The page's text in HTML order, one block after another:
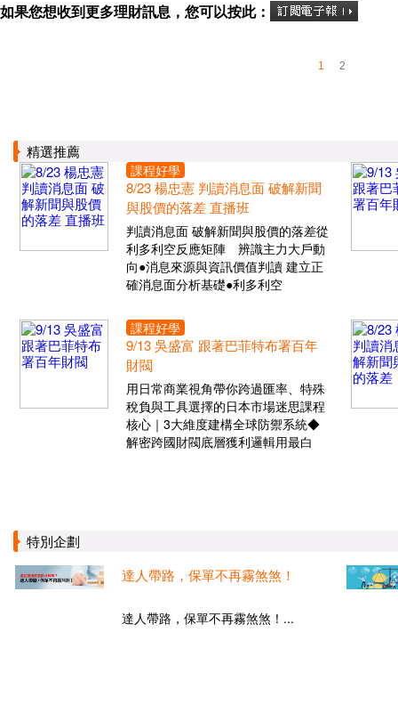
如果您想收到更多理財訊息，您可以按此：
1 2
精選推薦
課程好學
8/23 楊忠憲 判讀消息面 破解新聞
與股價的落差 直播班
判讀消息面 破解新聞與股價的落差從
利多利空反應矩陣 辨識主力大戶動
向●消息來源與資訊價值判讀 建立正
確消息面分析基礎●利多利空
課程好學
9/13 吳盛富 跟著巴菲特布署百年
財閥
用日常商業視角帶你跨過匯率、特殊
稅負與工具選擇的日本市場迷思課程
核心｜3大維度建構全球防禦系統◆
解密跨國財閥底層獲利邏輯用最白
特別企劃
達人帶路，保單不再霧煞煞！
達人帶路，保單不再霧煞煞！...